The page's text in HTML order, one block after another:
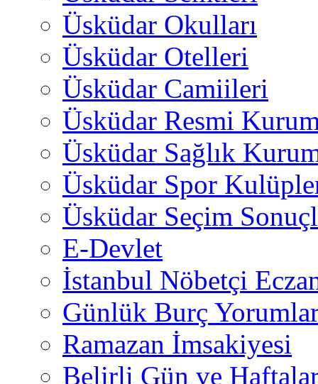
Üsküdar Okulları
Üsküdar Otelleri
Üsküdar Camiileri
Üsküdar Resmi
Üsküdar Sağlık
Üsküdar Spor
Üsküdar Seçim
E-Devlet
İstanbul Nöbetçi
Günlük Burç
Ramazan İmsakiyesi
Belirli Gün ve